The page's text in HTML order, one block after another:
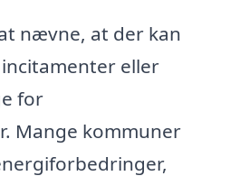
nævne, at der kan
eller
for
Mange kommuner